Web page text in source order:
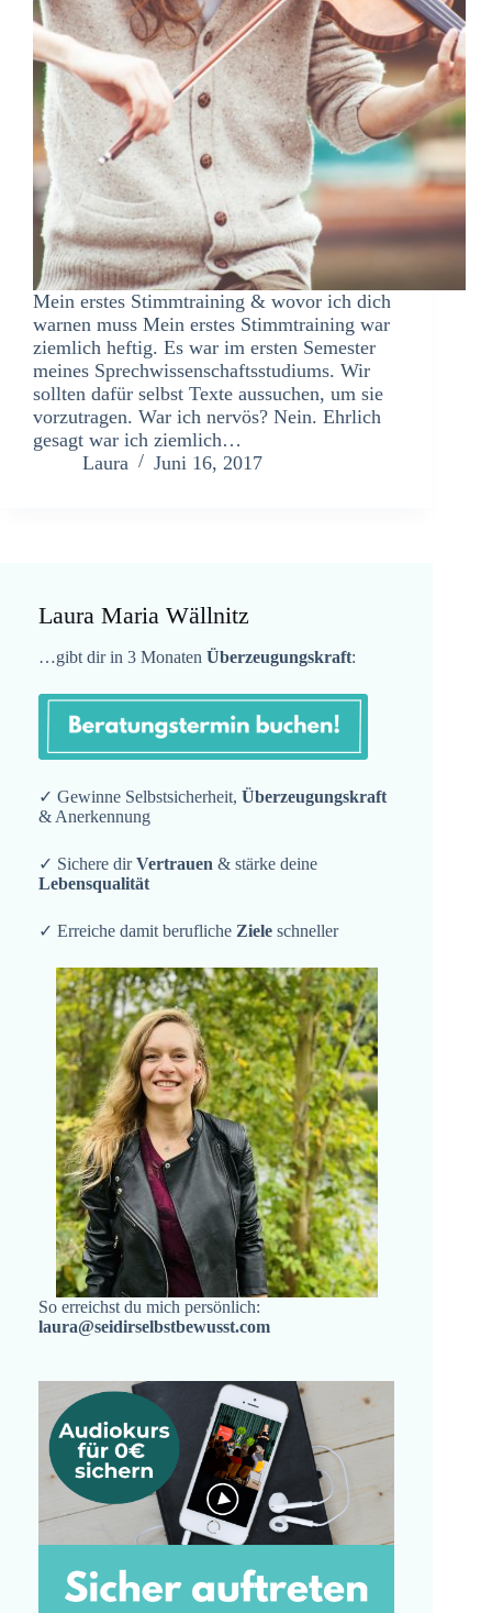
Mein erstes Stimmtraining & wovor ich dich
warnen muss Mein erstes Stimmtraining war
ziemlich heftig. Es war im ersten Semester
meines Sprechwissenschaftsstudiums. Wir
sollten dafür selbst Texte aussuchen, um sie
vorzutragen. War ich nervös? Nein. Ehrlich
gesagt war ich ziemlich…
Laura
Juni 16, 2017
Laura Maria Wällnitz
…gibt dir in 3 Monaten Überzeugungskraft:
✓ Gewinne Selbstsicherheit, Überzeugungskraft
& Anerkennung
✓ Sichere dirVertrauen & stärke deine
Lebensqualität
✓ Erreiche damit berufliche Ziele schneller
So erreichst du mich persönlich:
laura@seidirselbstbewusst.com